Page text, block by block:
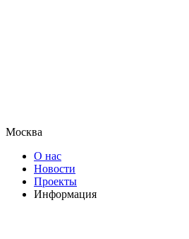
Москва
О нас
Новости
Проекты
Информация